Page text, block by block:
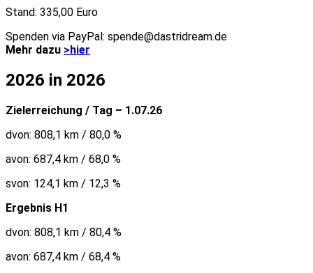
Stand: 335,00 Euro
Spenden via PayPal: spende@dastridream.de
Mehr dazu >hier
2026 in 2026
Zielerreichung / Tag – 1.07.26
dvon: 808,1 km / 80,0 %
avon: 687,4 km / 68,0 %
svon: 124,1 km / 12,3 %
Ergebnis H1
dvon: 808,1 km / 80,4 %
avon: 687,4 km / 68,4 %